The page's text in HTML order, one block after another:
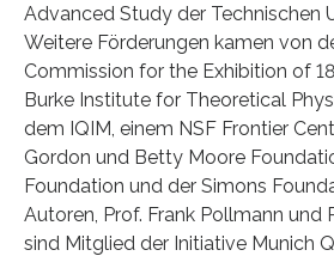
Advanced Study der Technischen
Weitere Förderungen kamen von
Commission for the Exhibition of
Burke Institute for Theoretical
dem IQIM, einem NSF Frontier
Gordon und Betty Moore
Foundation und der Simons
Autoren, Prof. Frank Pollmann und
sind Mitglied der Initiative Munich